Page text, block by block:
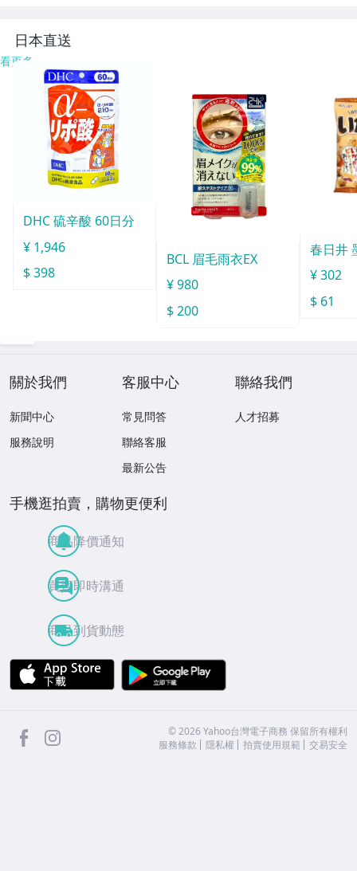
日本直送
看更多
DHC 硫辛酸 60日分
¥ 1,946
$ 398
BCL 眉毛雨衣EX
¥ 980
$ 200
春日井
¥ 302
$ 61
關於我們
新聞中心
服務說明
客服中心
常見問答
聯絡客服
最新公告
聯絡我們
人才招募
手機逛拍賣，購物更便利
商品降價通知
買賣即時溝通
商品到貨動態
APP Store
facebook ©2026 Yahoo台灣電子商務 保留所有權利
服務條款
隱私權 拍賣使用規範 交易安全